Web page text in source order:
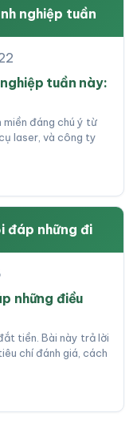
nghiệp tuần
tuần này:
miền đáng chú ý từ
laser, và công ty
đáp những đi
những điều
tiền. Bài này trả lời
chí đánh giá, cách